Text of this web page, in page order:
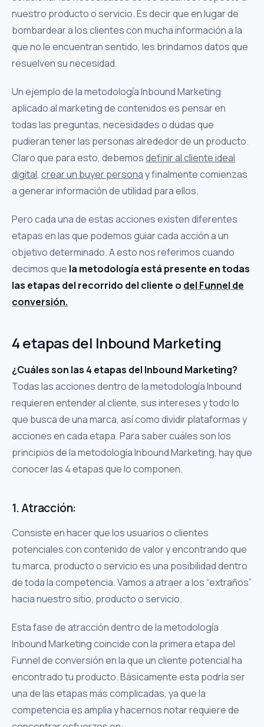
nuestro producto o servicio. Es decir que en lugar de
bombardear a los clientes con mucha información a la
que no le encuentran sentido, les brindamos datos que
resuelven su necesidad.
Un ejemplo de la metodología Inbound Marketing
aplicado al marketing de contenidos es pensar en
todas las preguntas, necesidades o dudas que
pudieran tener las personas alrededor de un producto.
Claro que para esto, debemosdefinir al cliente ideal
digital, crear un buyer personay finalmente comienzas
a generar información de utilidad para ellos.
Pero cada una de estas acciones existen diferentes
etapas en las que podemos guiar cada acción a un
objetivo determinado. A esto nos referimos cuando
decimos que la metodología está presente en todas
las etapas del recorrido del cliente o del Funnel de
conversión.
4 etapas del Inbound Marketing
¿Cuáles son las 4 etapas del Inbound Marketing?
Todas las acciones dentro de la metodología Inbound
requieren entender al cliente, sus intereses y todo lo
que busca de una marca, así como dividir plataformas y
acciones en cada etapa. Para saber cuáles son los
principios de la metodología Inbound Marketing, hay que
conocer las 4 etapas que lo componen.
1. Atracción:
Consiste en hacer que los usuarios o clientes
potenciales con contenido de valor y encontrando que
tu marca, producto o servicio es una posibilidad dentro
de toda la competencia. Vamos a atraer a los “extraños”
hacia nuestro sitio, producto o servicio.
Esta fase de atracción dentro de la metodología
Inbound Marketing coincide con la primera etapa del
Funnel de conversión en la que un cliente potencial ha
encontrado tu producto. Básicamente esta podría ser
una de las etapas más complicadas, ya que la
competencia es amplia y hacernos notar requiere de